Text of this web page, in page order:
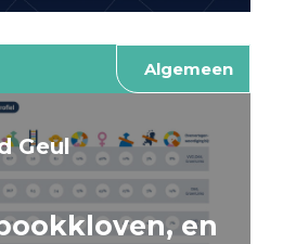
Algemeen
Geul
en